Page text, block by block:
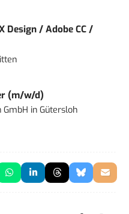
Design / Adobe CC /
(m/w/d)
GmbH inGütersloh